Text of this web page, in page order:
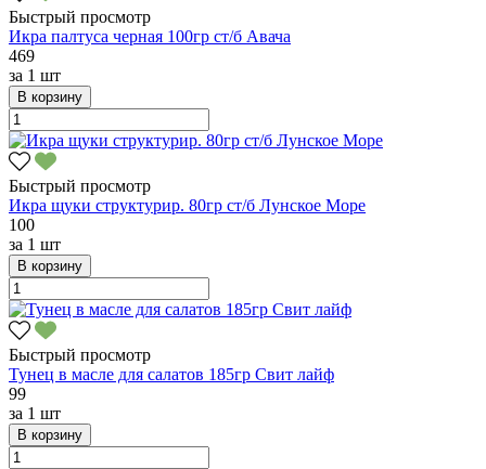
Быстрый просмотр
Икра палтуса черная 100гр ст/б Авача
469
за 1 шт
В корзину
Быстрый просмотр
Икра щуки структурир. 80гр ст/б Лунское Море
100
за 1 шт
В корзину
Быстрый просмотр
Тунец в масле для салатов 185гр Свит лайф
99
за 1 шт
В корзину